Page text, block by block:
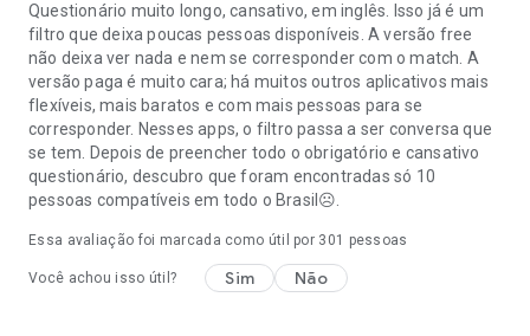
VOCÊ ENCONTRAR UM PARCEIRO
Nos concentramos em intenções sérias: por isso, todos os
perfis devem estar pelo menos 50% completos.
Nosso exclusivo Sistema de Compatibilidade ajuda você a
encontrar solteiros que são realmente compatíveis com você:
quando se trata de amor, confiamos em nosso sistema de
compatibilidade em vez de pura sorte.
Temos o compromisso de fornecer um espaço confiável para
namoro online: com medidas de segurança cuidadosas,
orientações claras e uma equipe dedicada de Confiança e
Segurança, você pode se conectar com confiança.
Questionário muito longo, cansativo, em inglês. Isso já é um
filtro que deixa poucas pessoas disponíveis. A versão free
não deixa ver nada e nem se corresponder com o match. A
versão paga é muito cara; há muitos outros aplicativos mais
flexíveis, mais baratos e com mais pessoas para se
corresponder. Nesses apps, o filtro passa a ser conversa que
se tem. Depois de preencher todo o obrigatório e cansativo
questionário, descubro que foram encontradas só 10
pessoas compatíveis em todo o Brasil☹️.
Essa avaliação foi marcada como útil por 301 pessoas
Você achou isso útil? Sim Não